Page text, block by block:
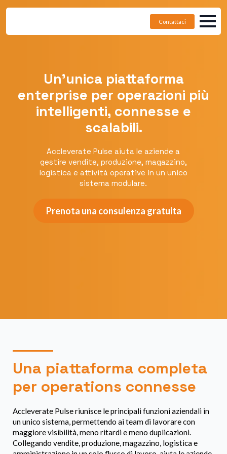
Contattaci
Un’unica piattaforma
enterprise per operazioni più
intelligenti, connesse e
scalabili.
Accleverate Pulse aiuta le aziende a
gestire vendite, produzione, magazzino,
logistica e attività operative in un unico
sistema modulare.
Prenota una consulenza gratuita
Una piattaforma completa
per operations connesse
Accleverate Pulse riunisce le principali funzioni aziendali in
un unico sistema, permettendo ai team di lavorare con
maggiore visibilità, meno ritardi e meno duplicazioni.
Collegando vendite, produzione, magazzino, logistica e